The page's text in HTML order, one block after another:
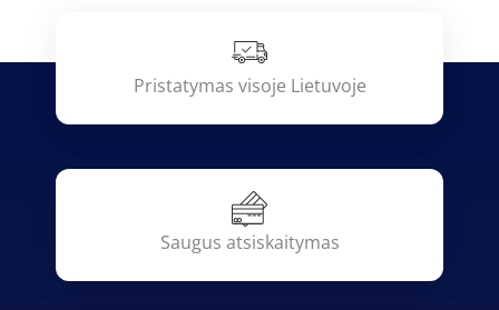
Pristatymas visoje Lietuvoje
Saugus atsiskaitymas